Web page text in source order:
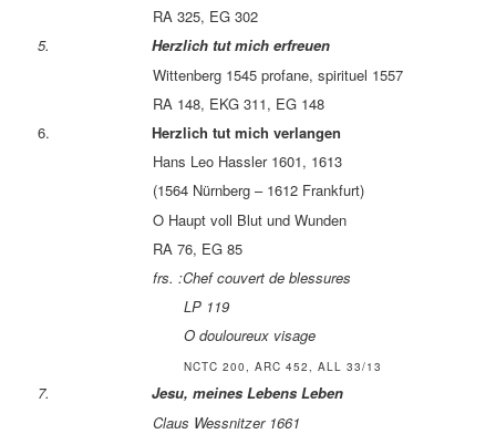
RA 325, EG 302
5.
Herzlich tut mich erfreuen
Wittenberg 1545 profane, spirituel 1557
RA 148, EKG 311, EG 148
6.Herzlich tut mich verlangen
Hans Leo Hassler 1601, 1613
(1564 Nürnberg – 1612 Frankfurt)
O Haupt voll Blut und Wunden
RA 76, EG 85
frs. :Chef couvert de blessures
LP 119
O douloureux visage
NCTC 200, ARC 452, ALL 33/13
7.
Jesu, meines Lebens Leben
Claus Wessnitzer 1661